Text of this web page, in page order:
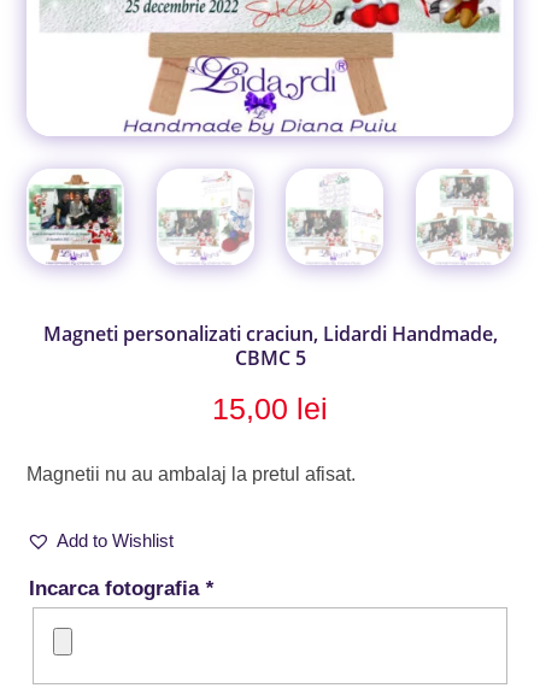
Magneti personalizati craciun, Lidardi Handmade,
CBMC 5
15,00 lei
Magnetii nu au ambalaj la pretul afisat.
Add to Wishlist
Incarca fotografia*